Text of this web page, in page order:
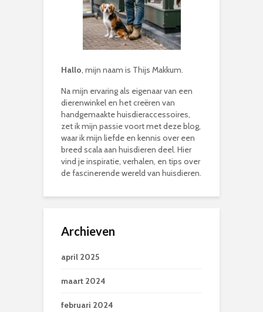
Hallo, mijn naam is Thijs Makkum.
Na mijn ervaring als eigenaar van een
dierenwinkel en het creëren van
handgemaakte huisdieraccessoires,
zet ik mijn passie voort met deze blog,
waar ik mijn liefde en kennis over een
breed scala aan huisdieren deel. Hier
vind je inspiratie, verhalen, en tips over
de fascinerende wereld van huisdieren.
Archieven
april 2025
maart 2024
februari 2024